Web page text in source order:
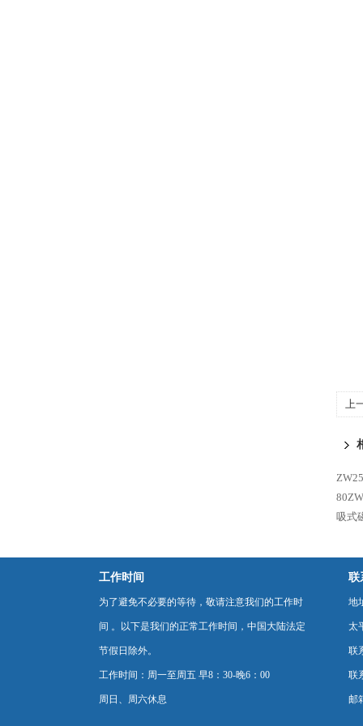
上
吸式
工作时间
为了避免不必要的等待，敬请注意我们的工作时
间 。以下是我们的正常工作时间，中国大陆法定
节假日除外。
工作时间：周一至周五 早8：30-晚6：00
周日、周六休息
联
地
太
联
联
邮